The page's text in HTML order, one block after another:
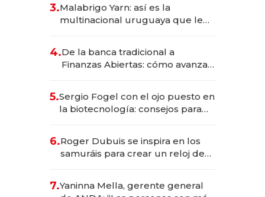
anticipación y prepara apertura
3.Malabrigo Yarn: así es la
multinacional uruguaya que le
4.De la banca tradicional a
Finanzas Abiertas: cómo avanza
5.Sergio Fogel con el ojo puesto en
la biotecnología: consejos para
6.Roger Dubuis se inspira en los
samuráis para crear un reloj de
7.Yaninna Mella, gerente general